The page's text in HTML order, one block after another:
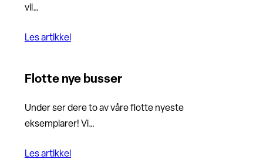
vil…
Les artikkel
Flotte nye busser
Under ser dere to av våre flotte nyeste
eksemplarer! Vi…
Les artikkel